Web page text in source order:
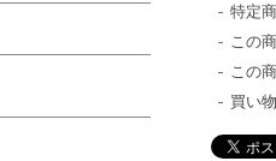
特定
この
この
買い